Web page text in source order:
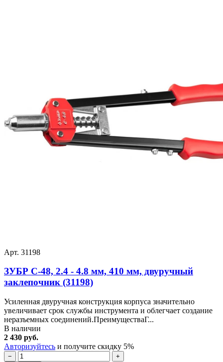
Арт. 31198
ЗУБР С-48, 2.4 - 4.8 мм, 410 мм, двуручный
заклепочник (31198)
Усиленная двуручная конструкция корпуса значительно
увеличивает срок службы инструмента и облегчает создание
неразъемных соединений.ПреимуществаГ...
В наличии
2 430 руб.
Авторизуйтесь и получите скидку 5%
− +